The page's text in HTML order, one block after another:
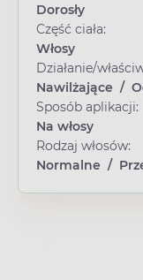
Dorosły
Część ciała:
Włosy
Działanie/
Nawilżające /
Sposób aplikacji:
Na włosy
Rodzaj włosów:
Normalne /